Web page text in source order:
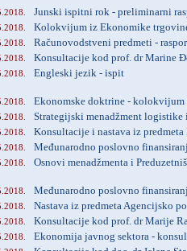
Junski ispitni rok - preliminarni
Kolokvijum iz Ekonomike
Računovodstveni predmeti -
Konsultacije kod prof. dr Marine
Engleski jezik - ispit
Ekonomske doktrine - kolokvijum
Strategijski menadžment
Konsultacije i nastava iz
Međunarodno poslovno
Osnovi menadžmenta i
Međunarodno poslovno
Nastava iz predmeta Agencijsko
Konsultacije kod prof. dr Marije
Ekonomija javnog sektora -